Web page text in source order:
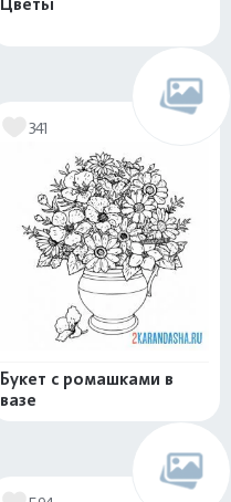
Цветы
341
Букет с ромашками в
вазе